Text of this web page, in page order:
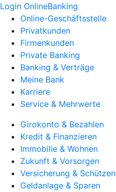
Login OnlineBanking
Online-Geschäftsstelle
Privatkunden
Firmenkunden
Private Banking
Banking & Verträge
Meine Bank
Karriere
Service & Mehrwerte
Girokonto & Bezahlen
Kredit & Finanzieren
Immobilie & Wohnen
Zukunft & Vorsorgen
Versicherung & Schützen
Geldanlage & Sparen